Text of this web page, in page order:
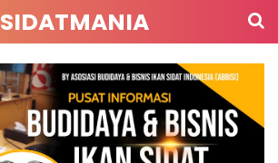
SIDATMANIA